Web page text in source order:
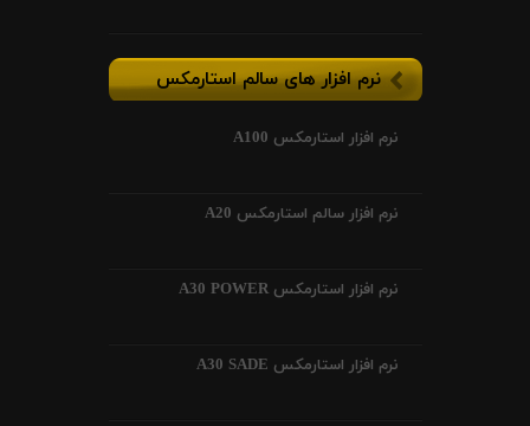
نرم افزار های سالم استارمکس
نرم افزار استارمکس A100
نرم افزار سالم استارمکس A20
نرم افزار استارمکس A30 POWER
نرم افزار استارمکس A30 SADE